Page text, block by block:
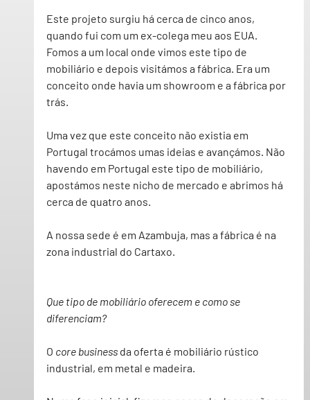
Este projeto surgiu há cerca de cinco anos,
quando fui com um ex-colega meu aos EUA.
Fomos a um local onde vimos este tipo de
mobiliário e depois visitámos a fábrica. Era um
conceito onde havia um showroom e a fábrica por
trás.
Uma vez que este conceito não existia em
Portugal trocámos umas ideias e avançámos. Não
havendo em Portugal este tipo de mobiliário,
apostámos neste nicho de mercado e abrimos há
cerca de quatro anos.
A nossa sede é em Azambuja, mas a fábrica é na
zona industrial do Cartaxo.
Que tipo de mobiliário oferecem e como se
diferenciam?
O core business da oferta é mobiliário rústico
industrial, em metal e madeira.